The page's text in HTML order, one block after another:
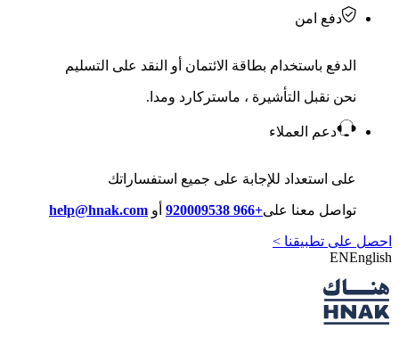
دفع امن
الدفع باستخدام بطاقة الائتمان أو النقد على التسليم
نحن نقبل التأشيرة ، ماستركارد ومدا.
دعم العملاء
على استعداد للإجابة على جميع استفساراتك
تواصل معنا على+966 920009538 أو help@hnak.com
احصل على تطبيقنا >
ENEnglish